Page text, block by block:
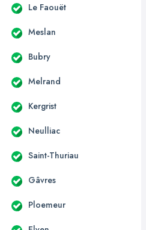
Le Faouët
Meslan
Bubry
Melrand
Kergrist
Neulliac
Saint-Thuriau
Gâvres
Ploemeur